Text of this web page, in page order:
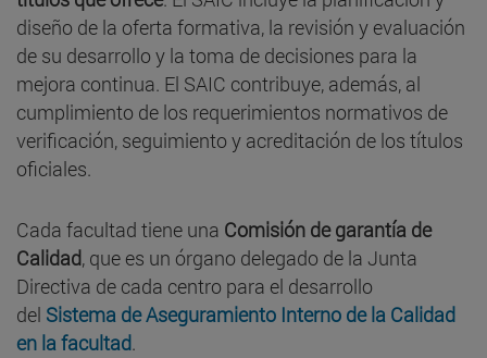
diseño de la oferta formativa, la revisión y evaluación
de su desarrollo y la toma de decisiones para la
mejora continua. El SAIC contribuye, además, al
cumplimiento de los requerimientos normativos de
verificación, seguimiento y acreditación de los títulos
oficiales.
Cada facultad tiene una Comisión de garantía de
Calidad, que es un órgano delegado de la Junta
Directiva de cada centro para el desarrollo
del Sistema de Aseguramiento Interno de la Calidad
en la facultad.